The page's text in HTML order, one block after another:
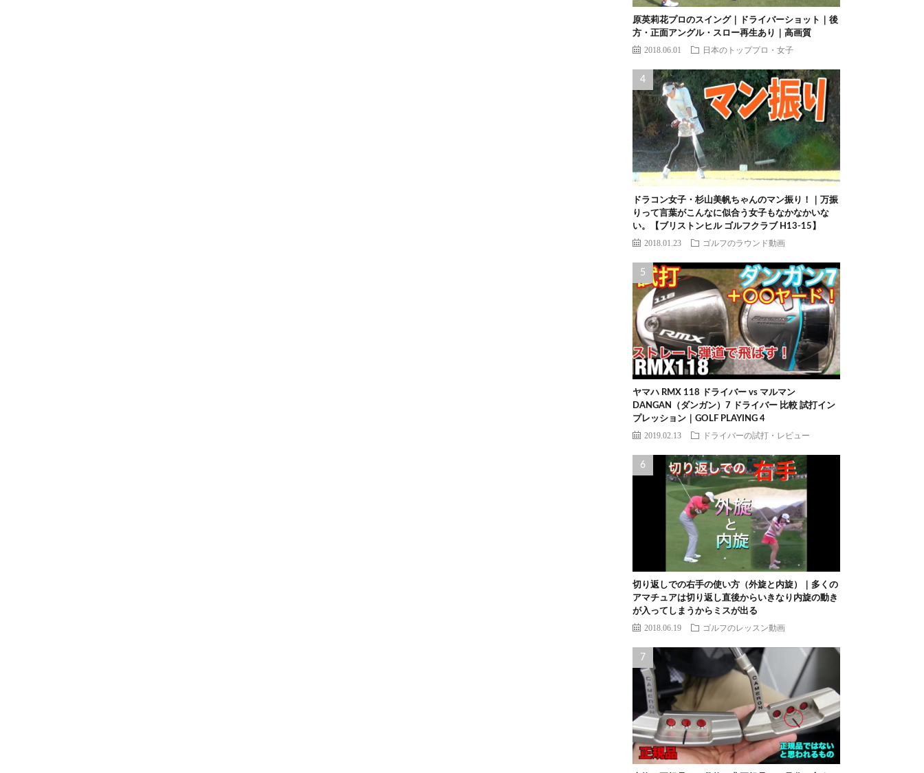
原英莉花プロのスイング｜ドライバーショット｜後
方・正面アングル・スロー再生あり｜高画質
2018.06.01 日本のトッププロ・女子
ドラコン女子・杉山美帆ちゃんのマン振り！｜万振
りって言葉がこんなに似合う女子もなかなかいな
い。【ブリストンヒル ゴルフクラブ H13-15】
2018.01.23 ゴルフのラウンド動画
ヤマハ RMX 118 ドライバー vs マルマン
DANGAN（ダンガン）7 ドライバー 比較 試打イン
プレッション｜GOLF PLAYING 4
2019.02.13 ドライバーの試打・レビュー
切り返しでの右手の使い方（外旋と内旋）｜多くの
アマチュアは切り返し直後からいきなり内旋の動き
が入ってしまうからミスが出る
2018.06.19 ゴルフのレッスン動画